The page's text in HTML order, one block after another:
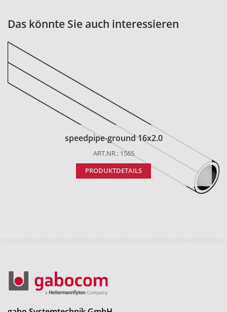
Das könnte Sie auch interessieren
speedpipe-ground 16x2.0
ART.NR.: 1565
PRODUKTDETAILS